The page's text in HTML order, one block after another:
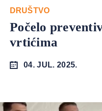
DRUŠTVO
Počelo
vrtićima
04. JUL. 2025.